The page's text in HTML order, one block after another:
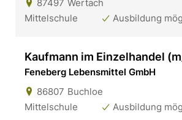
87497 Wertach
Mittelschule
Ausbildung
Kaufmann im Einzelhandel
Feneberg Lebensmittel GmbH
86807 Buchloe
Mittelschule
Ausbildung